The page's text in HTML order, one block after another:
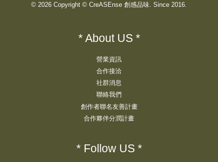
© 2026 Copyright © CreASEnse 創感品味. Since 2016.
* About US *
營業資訊
合作接洽
社群消息
聯絡我們
創作者聯名友善計畫
合作夥伴分潤計畫
* Follow US *